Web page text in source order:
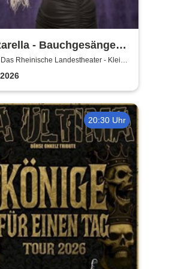
- Bauchgesänge
Ungereimtheiten
Das Rheinische Landestheater - Kleine
20:30 Uhr